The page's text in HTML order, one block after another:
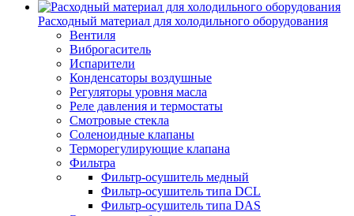
Расходный материал для холодильного оборудования
Вентиля
Виброгаситель
Испарители
Конденсаторы воздушные
Регуляторы уровня масла
Реле давления и термостаты
Смотровые стекла
Соленоидные клапаны
Терморегулирующие клапана
Фильтра
Фильтр-осушитель медный
Фильтр-осушитель типа DCL
Фильтр-осушитель типа DAS